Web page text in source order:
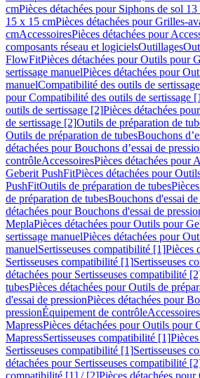
cmPièces détachées pour Siphons de sol
15 x 15 cmPièces détachées pour Grilles-
cmAccessoiresPièces détachées pour
composants réseau et logicielsOutillages
FlowFitPièces détachées pour Outils pour
sertissage manuelPièces détachées pour
manuelCompatibilité des outils de
pour Compatibilité des outils de sertissage
outils de sertissage [2]Pièces détachées
de sertissage [2]Outils de préparation de
Outils de préparation de tubesBouchons
détachées pour Bouchons d’essai de
contrôleAccessoiresPièces détachées pour
Geberit PushFitPièces détachées pour
PushFitOutils de préparation de tubes
de préparation de tubesBouchons d'essai de
détachées pour Bouchons d'essai de
MeplaPièces détachées pour Outils pour
sertissage manuelPièces détachées pour
manuelSertisseuses compatibilité [1]Pièces
Sertisseuses compatibilité [1]Sertisseuses
détachées pour Sertisseuses compatibilité
tubesPièces détachées pour Outils de
d'essai de pressionPièces détachées pour
pressionÉquipement de contrôleAccessoires
MapressPièces détachées pour Outils pour
MapressSertisseuses compatibilité [1]
Sertisseuses compatibilité [1]Sertisseuses
détachées pour Sertisseuses compatibilité
compatibilité [1] / [2]Pièces détachées